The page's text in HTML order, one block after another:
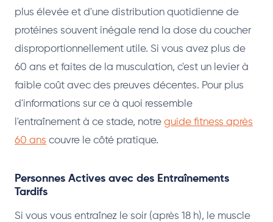
plus élevée et d'une distribution quotidienne de
protéines souvent inégale rend la dose du coucher
disproportionnellement utile. Si vous avez plus de
60 ans et faites de la musculation, c'est un levier à
faible coût avec des preuves décentes. Pour plus
d'informations sur ce à quoi ressemble
l'entraînement à ce stade, notre guide fitness après
60 ans couvre le côté pratique.
Personnes Actives avec des Entraînements
Tardifs
Si vous vous entraînez le soir (après 18 h), le muscle